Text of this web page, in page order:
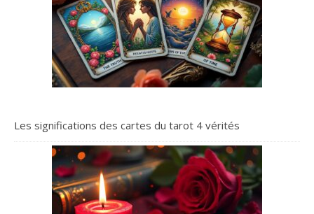
Les significations des cartes du tarot 4 vérités